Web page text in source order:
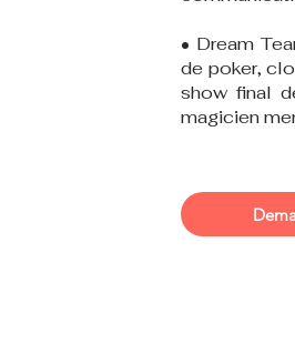
• Dream
de poker,
show final
magicien